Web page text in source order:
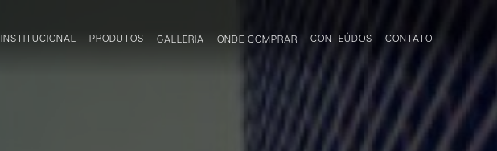
INSTITUCIONAL PRODUTOS GALLERIA ONDE COMPRAR CONTEÚDOS CONTATO